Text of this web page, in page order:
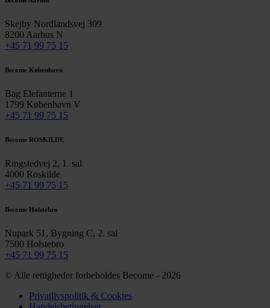
Skejby Nordlandsvej 309
8200 Aarhus N
+45 71 99 75 15
Become København
Bag Elefanterne 1
1799 København V
+45 71 99 75 15
Become ROSKILDE
Ringstedvej 2, 1. sal
4000 Roskilde
+45 71 99 75 15
Become Holstebro
Nupark 51, Bygning C, 2. sal
7500 Holstebro
+45 71 99 75 15
© Alle rettigheder forbeholdes Become - 2026
Privatlivspolitik & Cookies